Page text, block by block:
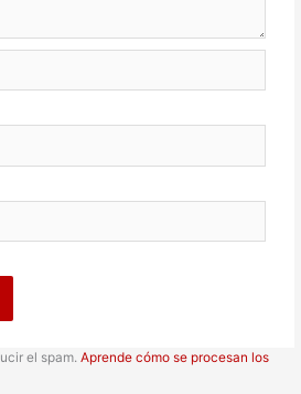
el spam.Aprende cómo se procesan los